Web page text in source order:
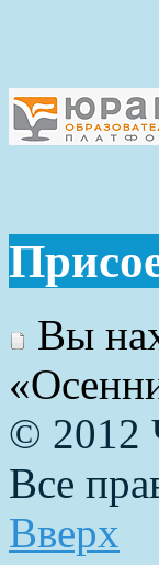
Вы
© 2012
Все
Вверх